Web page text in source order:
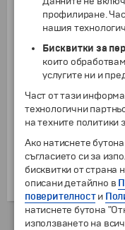
Фламенкото е
Севиля се слави
всички
гарантират
Ако сте в Мадрид
истинско
домакин на много
така че е най-
местен, ако все
заведение с
цена за
Испания варира
продължителност
профилиране.
нашия
Бисквитки за
които
услугите ни и
Част от тази
технологични
на техните политики
Ако натиснете
съгласието си за
бисквитки от страна
описани детайлно в
поверителности
натиснете бутона
използването на